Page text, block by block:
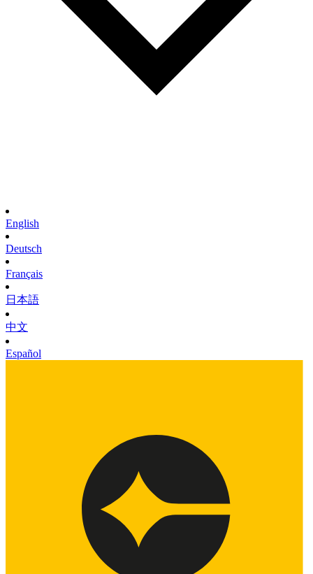
English
Deutsch
Français
日本語
中文
Español